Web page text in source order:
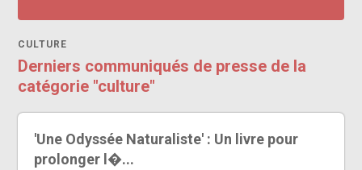
CULTURE
Derniers communiqués de presse de la
catégorie "culture"
'Une Odyssée Naturaliste' : Un livre pour
prolonger l�...